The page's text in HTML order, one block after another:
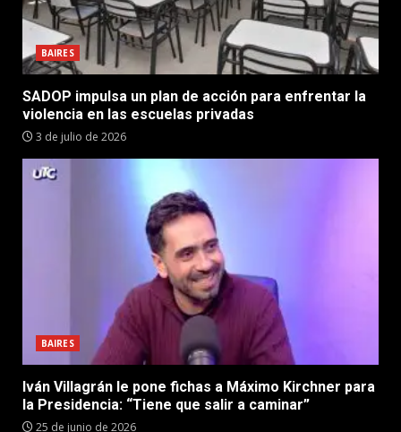
BAIRES
SADOP impulsa un plan de acción para enfrentar la
violencia en las escuelas privadas
3 de julio de 2026
BAIRES
Iván Villagrán le pone fichas a Máximo Kirchner para
la Presidencia: “Tiene que salir a caminar”
25 de junio de 2026